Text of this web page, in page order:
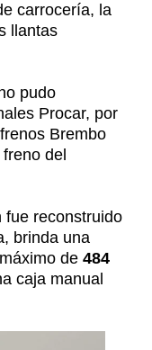
carrocería, la
llantas
pudo
Procar, por
Brembo
del
fue reconstruido
brinda una
de 484
caja manual